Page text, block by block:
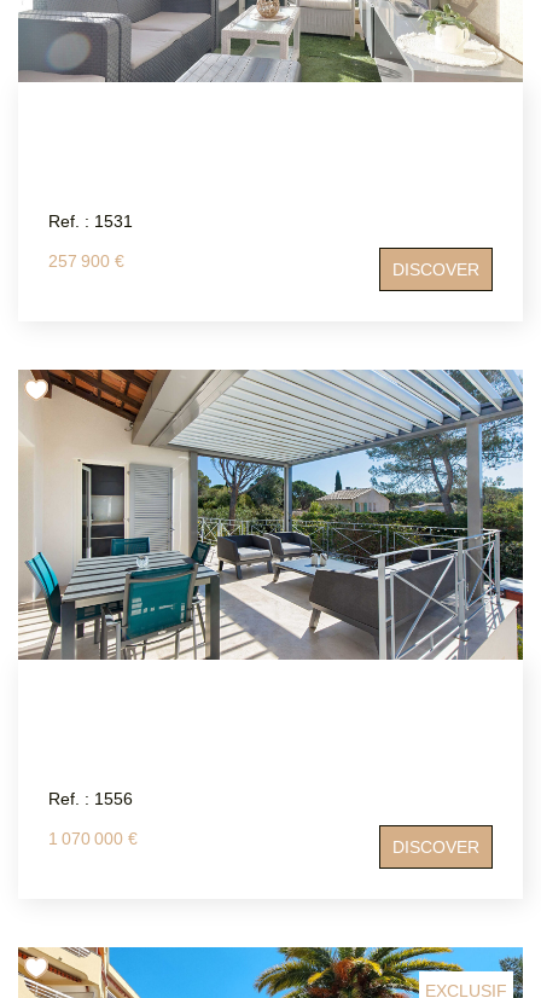
Ref. : 1531
257 900 € DISCOVER
Ref. : 1556
1 070 000 € DISCOVER
EXCLUSIF